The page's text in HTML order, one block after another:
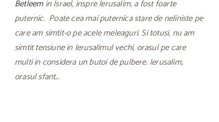
Betleemin Israel, inspre Ierusalim, a fost foarte
puternic. Poate cea mai puternica stare de neliniste pe
care am simtit-o pe acele meleaguri. Si totusi, nu am
simtit tensiune in Ierusalimul vechi, orasul pe care
multi in considera un butoi de pulbere. Ierusalim,
orasul sfant…